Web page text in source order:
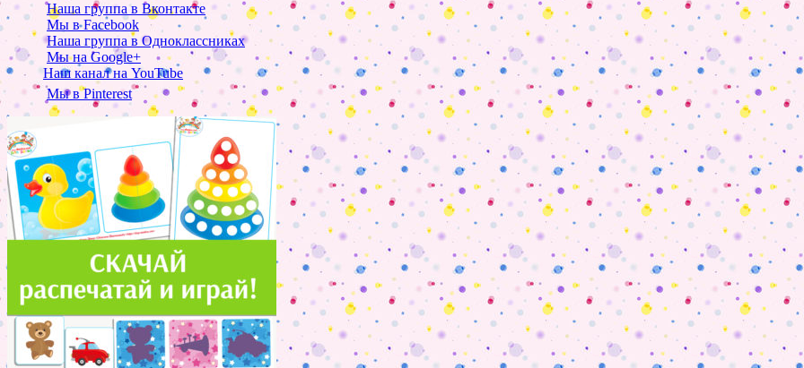
Наша группа в Вконтакте
Мы в Facebook
Наша группа в Одноклассниках
Мы на Google+
Наш канал на YouTube
Мы в Pinterest